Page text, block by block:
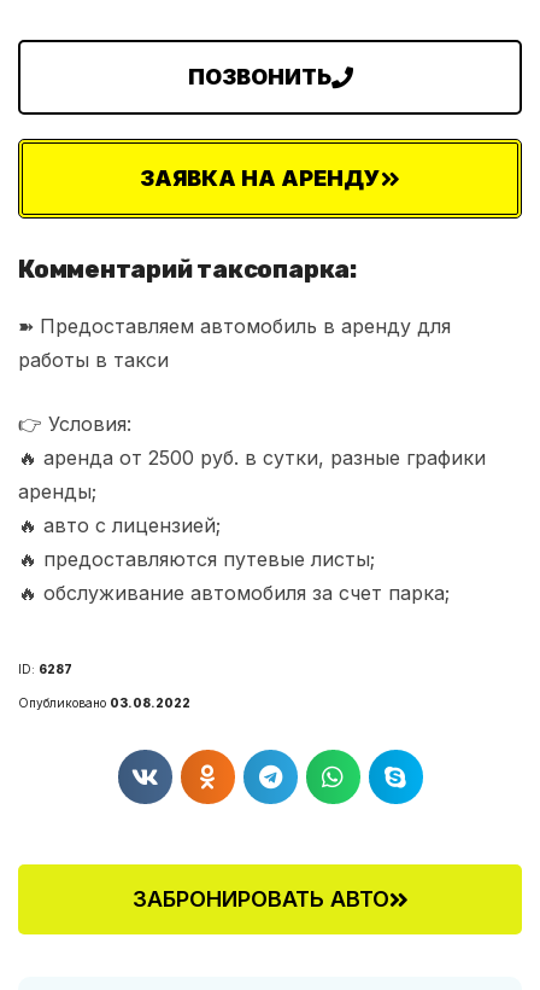
ПОЗВОНИТЬ
ЗАЯВКА НА АРЕНДУ
Комментарий таксопарка:
➽ Предоставляем автомобиль в аренду для
работы в такси
👉 Условия:
🔥 аренда от 2500 руб. в сутки, разные графики
аренды;
🔥 авто с лицензией;
🔥 предоставляются путевые листы;
🔥 обслуживание автомобиля за счет парка;
ID: 6287
Опубликовано 03.08.2022
ЗАБРОНИРОВАТЬ АВТО